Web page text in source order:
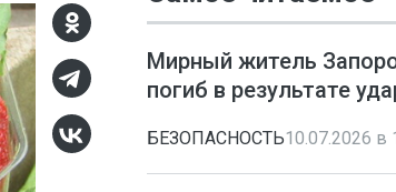
Мирный житель
погиб в результате
БЕЗОПАСНОСТЬ10.07.2026 в